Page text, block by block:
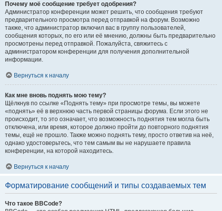
Почему моё сообщение требует одобрения?
Администратор конференции может решить, что сообщения требуют
предварительного просмотра перед отправкой на форум. Возможно
также, что администратор включил вас в группу пользователей,
сообщения которых, по его или её мнению, должны быть предварительно
просмотрены перед отправкой. Пожалуйста, свяжитесь с
администратором конференции для получения дополнительной
информации.
Вернуться к началу
Как мне вновь поднять мою тему?
Щёлкнув по ссылке «Поднять тему» при просмотре темы, вы можете
«поднять» её в верхнюю часть первой страницы форума. Если этого не
происходит, то это означает, что возможность поднятия тем могла быть
отключена, или время, которое должно пройти до повторного поднятия
темы, ещё не прошло. Также можно поднять тему, просто ответив на неё,
однако удостоверьтесь, что тем самым вы не нарушаете правила
конференции, на которой находитесь.
Вернуться к началу
Форматирование сообщений и типы создаваемых тем
Что такое BBCode?